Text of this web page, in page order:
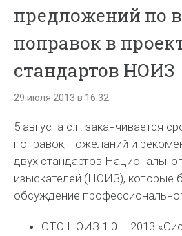
предложений по
поправок в
стандартов НОИЗ
29 июля 2013 в 16:32
5 августа с.г. заканчивается
поправок, пожеланий и
двух стандартов
изыскателей (НОИЗ), которые
обсуждение
СТО НОИЗ 1.0 – 2013